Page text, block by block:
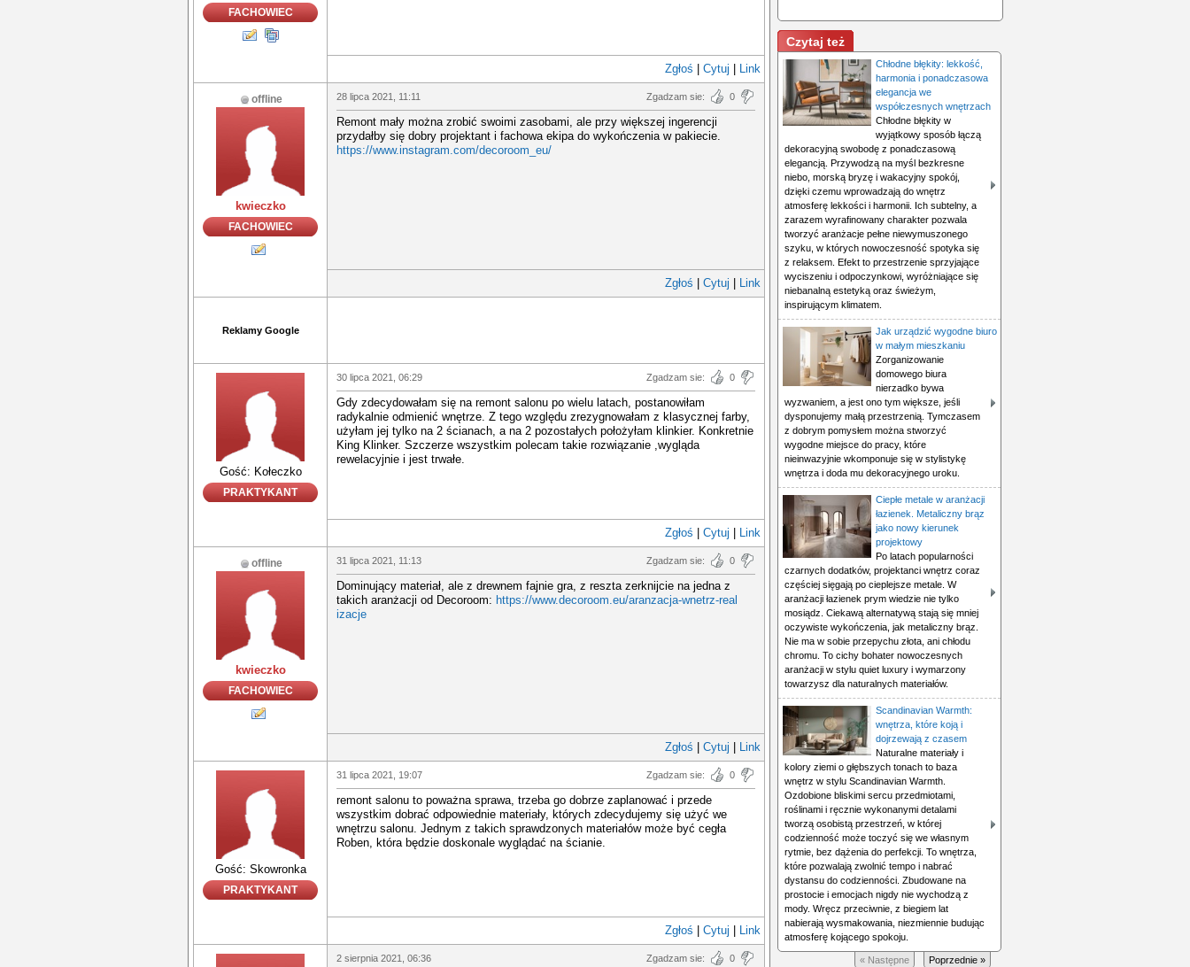
FACHOWIEC
Zgłoś Cytuj Link
offline
kwieczko
FACHOWIEC
28 lipca 2021, 11:11 Zgadzam sie: 0
Remont mały można zrobić swoimi zasobami, ale przy większej ingerencji
przydałby się dobry projektant i fachowa ekipa do wykończenia w pakiecie.
https://www.instagram.com/decoroom_eu/
Zgłoś Cytuj Link
Reklamy Google
Gość: Kołeczko
PRAKTYKANT
30 lipca 2021, 06:29 Zgadzam sie: 0
Gdy zdecydowałam się na remont salonu po wielu latach, postanowiłam
radykalnie odmienić wnętrze. Z tego względu zrezygnowałam z klasycznej farby,
użyłam jej tylko na 2 ścianach, a na 2 pozostałych położyłam klinkier. Konkretnie
King Klinker. Szczerze wszystkim polecam takie rozwiązanie ,wygląda
rewelacyjnie i jest trwałe.
Zgłoś Cytuj Link
offline
kwieczko
FACHOWIEC
31 lipca 2021, 11:13 Zgadzam sie: 0
Dominujący materiał, ale z drewnem fajnie gra, z reszta zerknijcie na jedna z
takich aranżacji od Decoroom: https://www.decoroom.eu/aranzacja-wnetrz-real
izacje
Zgłoś Cytuj Link
Gość: Skowronka
PRAKTYKANT
31 lipca 2021, 19:07 Zgadzam sie: 0
remont salonu to poważna sprawa, trzeba go dobrze zaplanować i przede
wszystkim dobrać odpowiednie materiały, których zdecydujemy się użyć we
wnętrzu salonu. Jednym z takich sprawdzonych materiałów może być cegła
Roben, która będzie doskonale wyglądać na ścianie.
Zgłoś Cytuj Link
2 sierpnia 2021, 06:36 Zgadzam sie: 0
Czytaj też
Chłodne błękity: lekkość,
harmonia i ponadczasowa
elegancja we
współczesnych wnętrzach
Chłodne błękity w
wyjątkowy sposób łączą
dekoracyjną swobodę z ponadczasową
elegancją. Przywodzą na myśl bezkresne
niebo, morską bryzę i wakacyjny spokój,
dzięki czemu wprowadzają do wnętrz
atmosferę lekkości i harmonii. Ich subtelny, a
zarazem wyrafinowany charakter pozwala
tworzyć aranżacje pełne niewymuszonego
szyku, w których nowoczesność spotyka się
z relaksem. Efekt to przestrzenie sprzyjające
wyciszeniu i odpoczynkowi, wyróżniające się
niebanalną estetyką oraz świeżym,
inspirującym klimatem.
Jak urządzić wygodne biuro
w małym mieszkaniu
Zorganizowanie
domowego biura
nierzadko bywa
wyzwaniem, a jest ono tym większe, jeśli
dysponujemy małą przestrzenią. Tymczasem
z dobrym pomysłem można stworzyć
wygodne miejsce do pracy, które
nieinwazyjnie wkomponuje się w stylistykę
wnętrza i doda mu dekoracyjnego uroku.
Ciepłe metale w aranżacji
łazienek. Metaliczny brąz
jako nowy kierunek
projektowy
Po latach popularności
czarnych dodatków, projektanci wnętrz coraz
częściej sięgają po cieplejsze metale. W
aranżacji łazienek prym wiedzie nie tylko
mosiądz. Ciekawą alternatywą stają się mniej
oczywiste wykończenia, jak metaliczny brąz.
Nie ma w sobie przepychu złota, ani chłodu
chromu. To cichy bohater nowoczesnych
aranżacji w stylu quiet luxury i wymarzony
towarzysz dla naturalnych materiałów.
Scandinavian Warmth:
wnętrza, które koją i
dojrzewają z czasem
Naturalne materiały i
kolory ziemi o głębszych tonach to baza
wnętrz w stylu Scandinavian Warmth.
Ozdobione bliskimi sercu przedmiotami,
roślinami i ręcznie wykonanymi detalami
tworzą osobistą przestrzeń, w której
codzienność może toczyć się we własnym
rytmie, bez dążenia do perfekcji. To wnętrza,
które pozwalają zwolnić tempo i nabrać
dystansu do codzienności. Zbudowane na
prostocie i emocjach nigdy nie wychodzą z
mody. Wręcz przeciwnie, z biegiem lat
nabierają wysmakowania, niezmiennie budując
atmosferę kojącego spokoju.
Poprzednie »
« Następne